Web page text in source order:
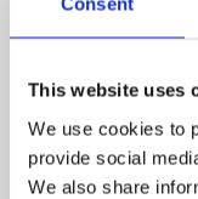
This website uses
We use cookies to
provide social
We also share
Spilleren der har
ved en besked fra
tjekker sin tid i
Vi forventer ikke,
nødvendigt særlig